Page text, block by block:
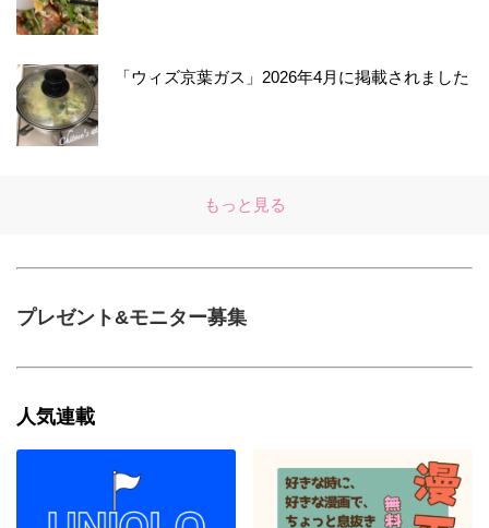
「ウィズ京葉ガス」2026年4月に掲載されました
もっと見る
プレゼント&モニター募集
人気連載